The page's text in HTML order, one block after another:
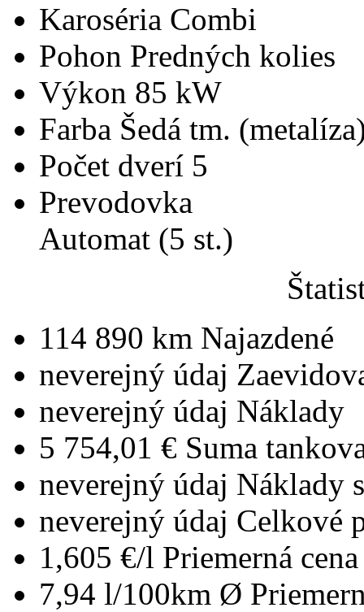
Karoséria Combi
Pohon Predných kolies
Výkon 85 kW
Farba Šedá tm.
Počet dverí 5
Prevodovka
Automat (5 st.)
114 890 km Najazdené
neverejný údaj
neverejný údaj Náklady
5 754,01 € Suma
neverejný údaj Náklady
neverejný údaj Celkové
1,605 €/l Priemerná
7,94 l/100km Ø